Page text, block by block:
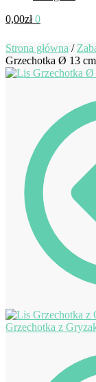
0,00zł 0
Strona główna /
Grzechotka Ø 13
Grzechotka z